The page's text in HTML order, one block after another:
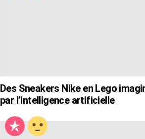
Des Sneakers Nike en Lego
par l’intelligence artificielle